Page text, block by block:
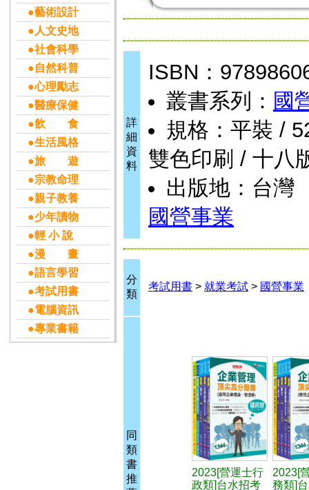
●藝術設計
●人文史地
●社會科學
●自然科普
●心理勵志
●醫療保健
●飲 食
●生活風格
●旅 遊
●宗教命理
●親子教養
●少年讀物
●輕 小 說
●漫 畫
●語言學習
●考試用書
●電腦資訊
●專業書籍
詳
細
資
料
ISBN：
叢書系列： 國
規格：平裝 /
雙色印刷 / 十八
出版地：台灣
國營事業
分
類
考試用書 > 就業考試 > 國營事業
同
類
書
推
2023[營運士行
政類]台水招考
2023[
務類]